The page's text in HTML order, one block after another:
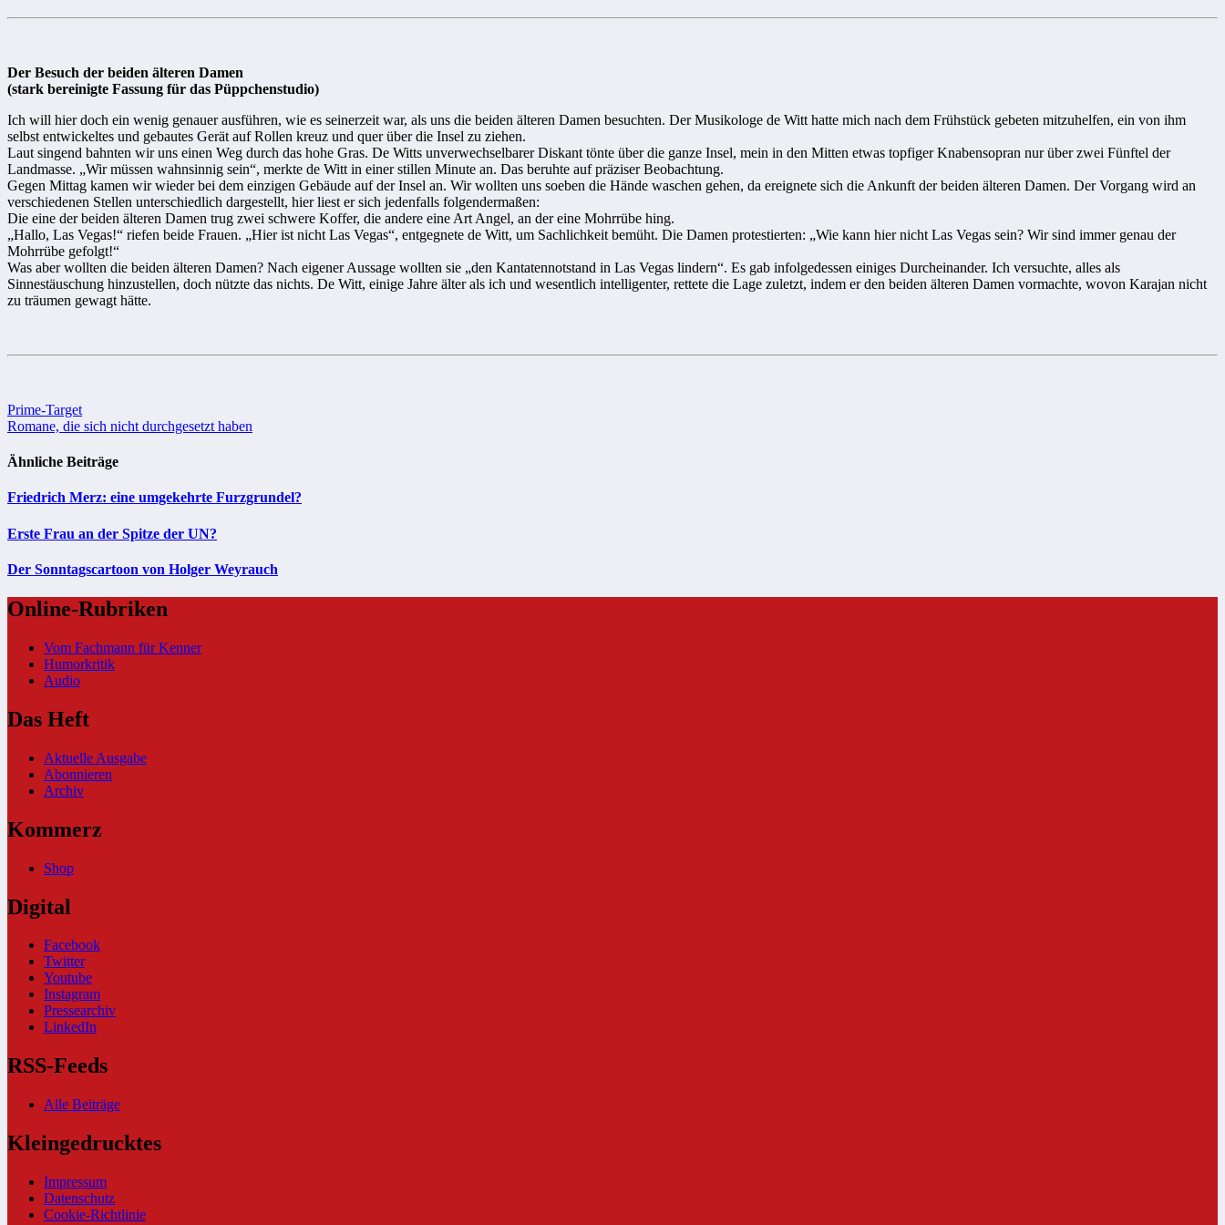
Der Besuch der beiden älteren Damen
(stark bereinigte Fassung für das Püppchenstudio)
Ich will hier doch ein wenig genauer ausführen, wie es seinerzeit war, als uns die beiden älteren Damen besuchten. Der Musikologe de Witt hatte mich nach dem Frühstück gebeten mitzuhelfen, ein von ihm
selbst entwickeltes und gebautes Gerät auf Rollen kreuz und quer über die Insel zu ziehen.
Laut singend bahnten wir uns einen Weg durch das hohe Gras. De Witts unverwechselbarer Diskant tönte über die ganze Insel, mein in den Mitten etwas topfiger Knabensopran nur über zwei Fünftel der
Landmasse. „Wir müssen wahnsinnig sein“, merkte de Witt in einer stillen Minute an. Das beruhte auf präziser Beobachtung.
Gegen Mittag kamen wir wieder bei dem einzigen Gebäude auf der Insel an. Wir wollten uns soeben die Hände waschen gehen, da ereignete sich die Ankunft der beiden älteren Damen. Der Vorgang wird an
verschiedenen Stellen unterschiedlich dargestellt, hier liest er sich jedenfalls folgendermaßen:
Die eine der beiden älteren Damen trug zwei schwere Koffer, die andere eine Art Angel, an der eine Mohrrübe hing.
„Hallo, Las Vegas!“ riefen beide Frauen. „Hier ist nicht Las Vegas“, entgegnete de Witt, um Sachlichkeit bemüht. Die Damen protestierten: „Wie kann hier nicht Las Vegas sein? Wir sind immer genau der
Mohrrübe gefolgt!“
Was aber wollten die beiden älteren Damen? Nach eigener Aussage wollten sie „den Kantatennotstand in Las Vegas lindern“. Es gab infolgedessen einiges Durcheinander. Ich versuchte, alles als
Sinnestäuschung hinzustellen, doch nützte das nichts. De Witt, einige Jahre älter als ich und wesentlich intelligenter, rettete die Lage zuletzt, indem er den beiden älteren Damen vormachte, wovon Karajan nicht
zu träumen gewagt hätte.
Beitragsnavigation
Prime-Target
Romane, die sich nicht durchgesetzt haben
Ähnliche Beiträge
Friedrich Merz: eine umgekehrte Furzgrundel?
Erste Frau an der Spitze der UN?
Der Sonntagscartoon von Holger Weyrauch
Online-Rubriken
Vom Fachmann für Kenner
Humorkritik
Audio
Das Heft
Aktuelle Ausgabe
Abonnieren
Archiv
Kommerz
Shop
Digital
Facebook
Twitter
Youtube
Instagram
Pressearchiv
LinkedIn
RSS-Feeds
Alle Beiträge
Kleingedrucktes
Impressum
Datenschutz
Cookie-Richtlinie